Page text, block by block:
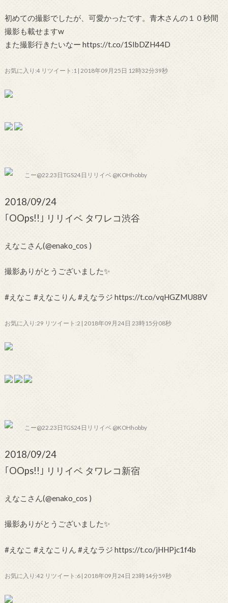
初めての撮影でしたが、可愛かったです。青木さんの１０秒間
撮影も載せますw
また撮影行きたいなー https://t.co/1SIbDZH44D
お気に入り:4 リツイート:1 | 2018年09月25日 12時32分39秒
こー@22.23日TGS24日リリイベ @KOHhobby
2018/09/24
｢OOps!!｣ リリイベ タワレコ渋谷
えなこさん(@enako_cos )
撮影ありがとうございました✨
#えなこ #えなこりん #えなラジ https://t.co/vqHGZMU88V
お気に入り:29 リツイート:2 | 2018年09月24日 23時15分08秒
こー@22.23日TGS24日リリイベ @KOHhobby
2018/09/24
｢OOps!!｣ リリイベ タワレコ新宿
えなこさん(@enako_cos )
撮影ありがとうございました✨
#えなこ #えなこりん #えなラジ https://t.co/jHHPjc1f4b
お気に入り:42 リツイート:6 | 2018年09月24日 23時14分59秒